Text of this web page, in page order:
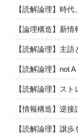
【読解論理】時
【論理構造】新
【読解論理】主
【読解論理】not
【読解論理】スト
【情報構造】逆
【読解論理】譲歩